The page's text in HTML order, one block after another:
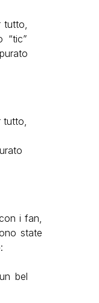
tutto,
“tic”
tutto,
i fan,
state
bel